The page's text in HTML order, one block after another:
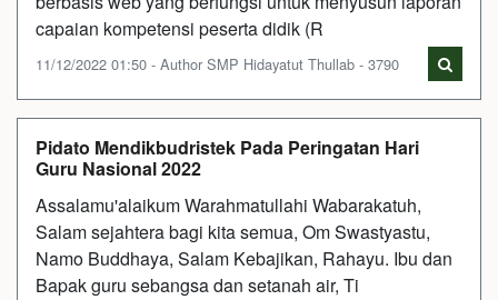
capaian kompetensi peserta didik (R
11/12/2022 01:50 - Author SMP Hidayatut Thullab - 3790
Pidato Mendikbudristek Pada Peringatan Hari
Guru Nasional 2022
Assalamu'alaikum Warahmatullahi Wabarakatuh,
Salam sejahtera bagi kita semua, Om Swastyastu,
Namo Buddhaya, Salam Kebajikan, Rahayu. Ibu dan
Bapak guru sebangsa dan setanah air, Ti